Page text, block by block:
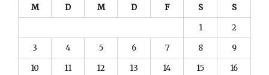
M D M D F S
S
1
2
3
4 5 6 7 8
9
10
11 12 13 14 15
16